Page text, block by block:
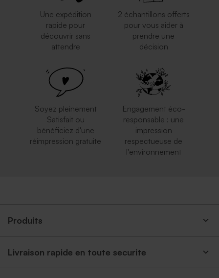
Une expédition
rapide pour
découvrir sans
attendre
2 échantillons offerts
pour vous aider à
prendre une
décision
Soyez pleinement
Satisfait ou
bénéficiez d'une
réimpression gratuite
Engagement éco-
responsable : une
impression
respectueuse de
l'environnement
Produits
Livraison rapide en toute securite